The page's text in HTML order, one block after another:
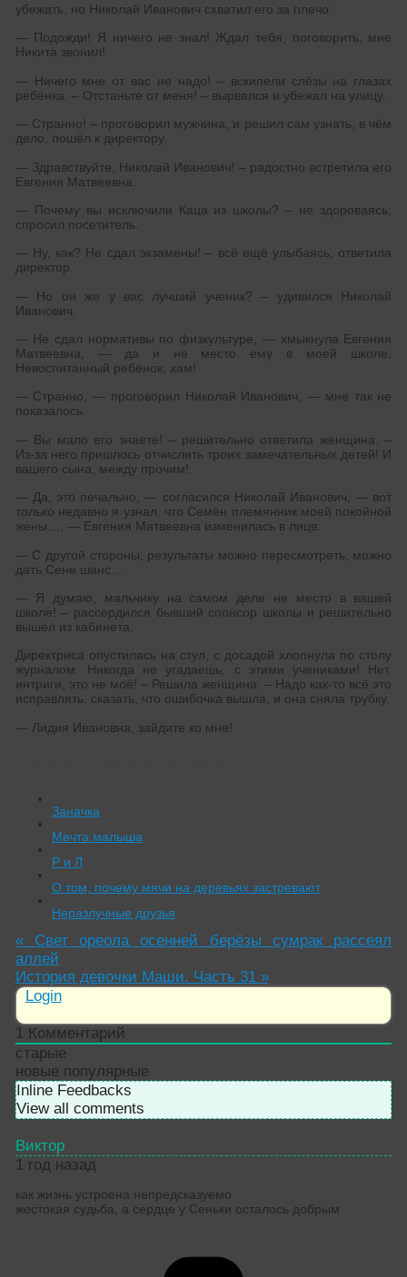
убежать, но Николай Иванович схватил его за плечо:
— Подожди! Я ничего не знал! Ждал тебя, поговорить, мне
Никита звонил!
— Ничего мне от вас не надо! – вскипели слёзы на глазах
ребёнка. – Отстаньте от меня! – вырвался и убежал на улицу.
— Странно! – проговорил мужчина, и решил сам узнать, в чём
дело, пошёл к директору.
— Здравствуйте, Николай Иванович! – радостно встретила его
Евгения Матвеевна.
— Почему вы исключили Каца из школы? – не здороваясь,
спросил посетитель.
— Ну, как? Не сдал экзамены! – всё ещё улыбаясь, ответила
директор.
— Но он же у вас лучший ученик? – удивился Николай
Иванович.
— Не сдал нормативы по физкультуре, — хмыкнула Евгения
Матвеевна, — да и не место ему в моей школе.
Невоспитанный ребёнок, хам!
— Странно, — проговорил Николай Иванович, — мне так не
показалось.
— Вы мало его знаете! – решительно ответила женщина. –
Из-за него пришлось отчислить троих замечательных детей! И
вашего сына, между прочим!
— Да, это печально, — согласился Николай Иванович, — вот
только недавно я узнал, что Семён племянник моей покойной
жены…, — Евгения Матвеевна изменилась в лице:
— С другой стороны, результаты можно пересмотреть, можно
дать Сене шанс…
— Я думаю, мальчику на самом деле не место в вашей
школе! – рассердился бывший спонсор школы и решительно
вышел из кабинета.
Директриса опустилась на стул, с досадой хлопнула по столу
журналом. Никогда не угадаешь, с этими учениками! Нет,
интриги, это не моё! – Решила женщина. – Надо как-то всё это
исправлять, сказать, что ошибочка вышла, и она сняла трубку.
— Лидия Ивановна, зайдите ко мне!
Заначка
Мечта малыша
Р и Л
О том, почему мячи на деревьях застревают
Неразлучные друзья
«Свет ореола осенней берёзы сумрак рассеял
аллей
История девочки Маши. Часть 31 »
Login
1 Комментарий
старые
новые популярные
Inline Feedbacks
View all comments
Виктор
1 год назад
как жизнь устроена непредсказуемо
жестокая судьба, а сердце у Сеньки осталось добрым